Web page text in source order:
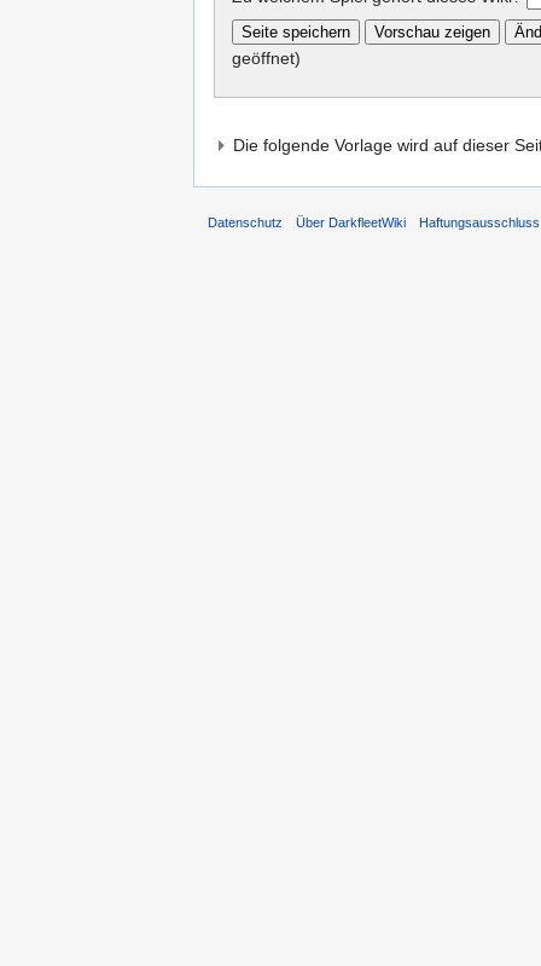
geöffnet)
Die folgende Vorlage wird auf dieser
Datenschutz Über DarkfleetWiki Haftungsausschluss